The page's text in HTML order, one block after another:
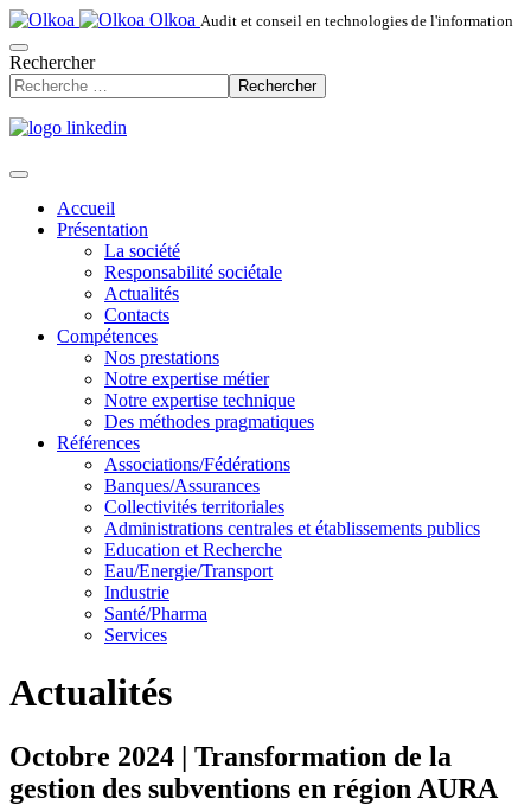
Olkoa Audit et conseil en technologies de l'information
Rechercher
Rechercher
Accueil
Présentation
La société
Responsabilité sociétale
Actualités
Contacts
Compétences
Nos prestations
Notre expertise métier
Notre expertise technique
Des méthodes pragmatiques
Références
Associations/Fédérations
Banques/Assurances
Collectivités territoriales
Administrations centrales et établissements publics
Education et Recherche
Eau/Energie/Transport
Industrie
Santé/Pharma
Services
Actualités
Octobre 2024 | Transformation de la
gestion des subventions en région AURA